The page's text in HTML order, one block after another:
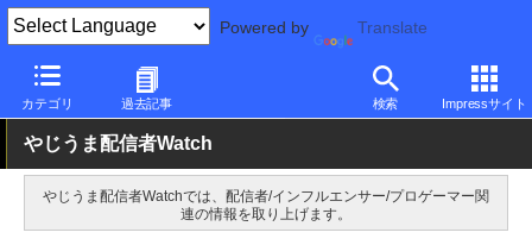
Powered by Translate
カテゴリ 過去記事 検索 Impressサイト
PC Watch 市場 動向
やじうま配信者Watch
やじうま配信者Watchでは、配信者/インフルエンサー/プロゲーマー関
連の情報を取り上げます。